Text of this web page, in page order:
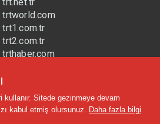
trtworld.com
trt1.com.tr
trt2.com.tr
trthaber.com
kullanır. Sitede gezinmeye devam
kabul etmiş olursunuz. Daha fazla bilgi